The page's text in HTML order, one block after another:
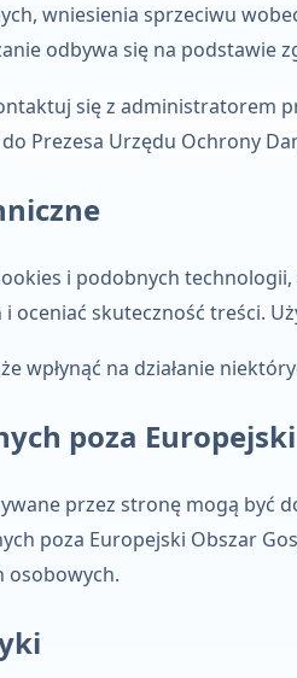
wniesienia sprzeciwu
odbywa się na podstawie
się z administratorem
Prezesa Urzędu Ochrony
i podobnych
oceniać skuteczność treści.
wpłynąć na działanie
poza
przez stronę mogą być
poza Europejski Obszar
osobowych.